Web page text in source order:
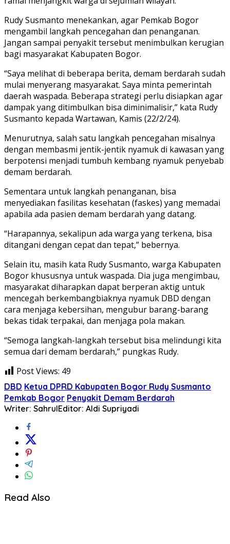
Rudy Susmanto menekankan, agar Pemkab Bogor
mengambil langkah pencegahan dan penanganan.
Jangan sampai penyakit tersebut menimbulkan kerugian
bagi masyarakat Kabupaten Bogor.
“Saya melihat di beberapa berita, demam berdarah sudah
mulai menyerang masyarakat. Saya minta pemerintah
daerah waspada. Beberapa strategi perlu disiapkan agar
dampak yang ditimbulkan bisa diminimalisir,” kata Rudy
Susmanto kepada Wartawan, Kamis (22/2/24).
Menurutnya, salah satu langkah pencegahan misalnya
dengan membasmi jentik-jentik nyamuk di kawasan yang
berpotensi menjadi tumbuh kembang nyamuk penyebab
demam berdarah.
Sementara untuk langkah penanganan, bisa
menyediakan fasilitas kesehatan (faskes) yang memadai
apabila ada pasien demam berdarah yang datang.
“Harapannya, sekalipun ada warga yang terkena, bisa
ditangani dengan cepat dan tepat,” bebernya.
Selain itu, masih kata Rudy Susmanto, warga Kabupaten
Bogor khususnya untuk waspada. Dia juga mengimbau,
masyarakat diharapkan dapat berperan aktig untuk
mencegah berkembangbiaknya nyamuk DBD dengan
cara menjaga kebersihan, mengubur barang-barang
bekas tidak terpakai, dan menjaga pola makan.
“Semoga langkah-langkah tersebut bisa melindungi kita
semua dari demam berdarah,” pungkas Rudy.
Post Views: 49
DBD Ketua DPRD Kabupaten Bogor Rudy Susmanto
Pemkab Bogor Penyakit Demam Berdarah
Writer: SahrulEditor: Aldi Supriyadi
Read Also